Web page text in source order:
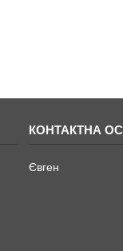
Євген